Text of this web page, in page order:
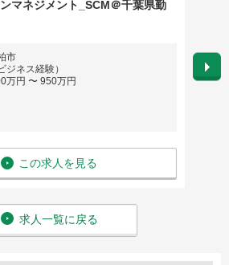
マネジメント_SCM＠千葉県勤
市
ジネス経験）
円 〜 950万円
この求人を見る
勤務
英語
給 与
求人一覧に戻る